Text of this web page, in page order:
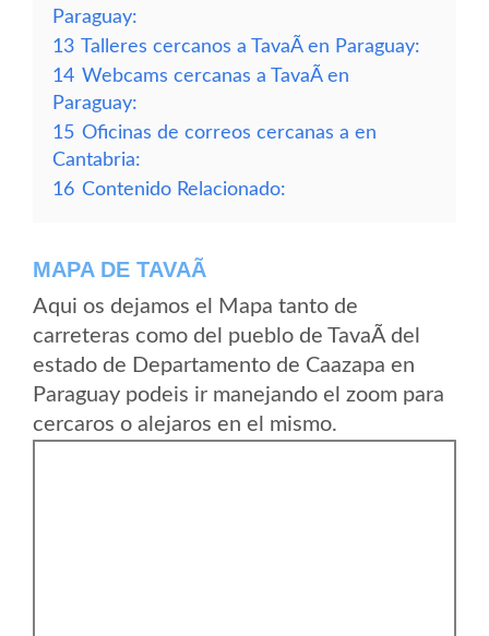
Paraguay:
13 Talleres cercanos a TavaÃ­ en Paraguay:
14 Webcams cercanas a TavaÃ­ en
Paraguay:
15 Oficinas de correos cercanas a en
Cantabria:
16 Contenido Relacionado:
MAPA DE TAVAÃ­
Aqui os dejamos el Mapa tanto de
carreteras como del pueblo de TavaÃ­ del
estado de Departamento de Caazapa en
Paraguay podeis ir manejando el zoom para
cercaros o alejaros en el mismo.